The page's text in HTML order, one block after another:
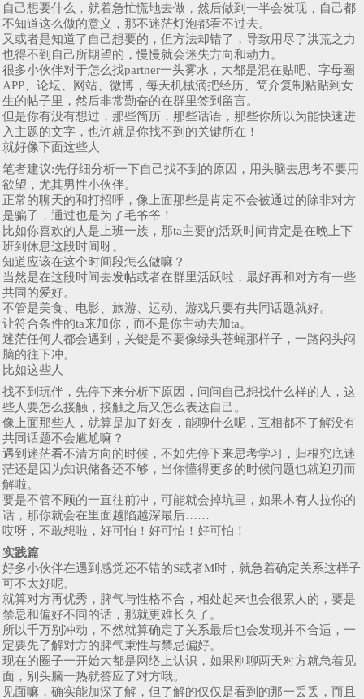
自己想要什么，就着急忙慌地去做，然后做到一半会发现，自己都
不知道这么做的意义，那不迷茫灯泡都看不过去。
又或者是知道了自己想要的，但方法却错了，导致用尽了洪荒之力
也得不到自己所期望的，慢慢就会迷失方向和动力。
很多小伙伴对于怎么找partner一头雾水，大都是混在贴吧、字母圈
APP、论坛、网站、微博，每天机械滴把经历、简介复制粘贴到女
生的帖子里，然后非常勤奋的在群里签到留言。
但是你有没有想过，那些简历，那些话语，那些你所以为能快速进
入主题的文字，也许就是你找不到的关键所在！
就好像下面这些人
笔者建议:​先仔细分析一下自己找不到的原因，用头脑去思考不要用
欲望，尤其男性小伙伴。
正常的聊天的和打招呼，像上面那些是肯定不会被通过的除非对方
是骗子，通过也是为了毛爷爷！
比如你喜欢的人是上班一族，那ta主要的活跃时间肯定是在晚上下
班到休息这段时间呀。
知道应该在这个时间段怎么做嘛？
当然是在这段时间去发帖或者在群里活跃啦，最好再和对方有一些
共同的爱好。
不管是美食、电影、旅游、运动、游戏只要有共同话题就好。
让符合条件的ta来加你，而不是你主动去加ta。
迷茫任何人都会遇到，关键是不要像绿头苍蝇那样子，一路闷头闷
脑的往下冲。
比如这些人
找不到玩伴，先停下来分析下原因，问问自己想找什么样的人，这
些人要怎么接触，接触之后又怎么表达自己。
​像上面那些人，就算是加了好友，能聊什么呢，互相都不了解没有
共同话题不会尴尬嘛？
遇到迷茫看不清方向的时候，不如先停下来思考学习，归根究底迷
茫还是因为知识储备还不够，当你懂得更多的时候问题也就迎刃而
解啦。
要是不管不顾的一直往前冲，可能就会掉坑里，如果木有人拉你的
话，那你就会在里面越陷越深最后……
哎呀，不敢想啦，好可怕！好可怕！好可怕！
实践篇
好多小伙伴在遇到感觉还不错的S或者M时，就急着确定关系这样子
可不太好呢。
就算对方再优秀，脾气与性格不合，相处起来也会很累人的，要是
禁忌和偏好不同的话，那就更难长久了。
所以千万别冲动，不然就算确定了关系最后也会发现并不合适，一
定要先了解对方的脾气秉性与禁忌偏好。
现在的圈子一开始大都是网络上认识，如果刚聊两天对方就急着见
面，别头脑一热就答应了对方哦。
见面嘛，确实能加深了解，但了解的仅仅是看到的那一丢丢，而且